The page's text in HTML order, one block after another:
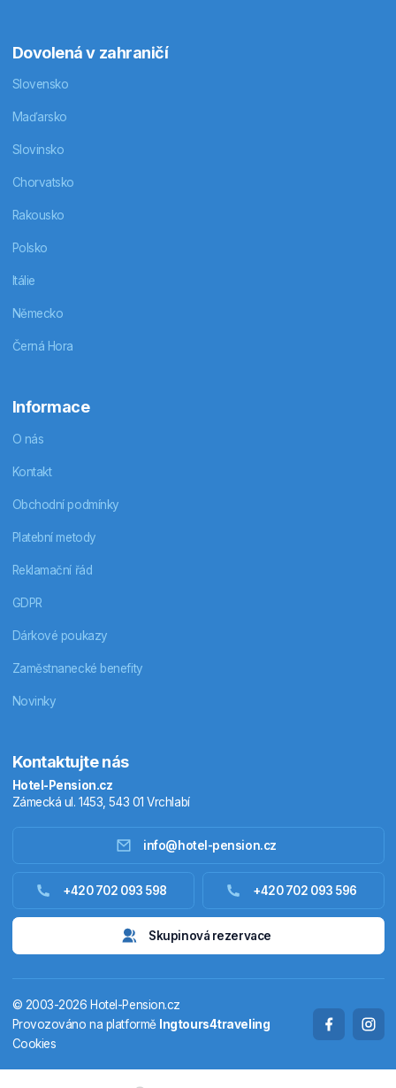
Ubytování zahraniční
Termály
Chaty a chalupy
Dovolená v zahraničí
Slovensko
Maďarsko
Slovinsko
Chorvatsko
Rakousko
Polsko
Itálie
Německo
Černá Hora
Informace
O nás
Kontakt
Obchodní podmínky
Platební metody
Reklamační řád
GDPR
Dárkové poukazy
Zaměstnanecké benefity
Novinky
Kontaktujte nás
Hotel-Pension.cz
Zámecká ul. 1453, 543 01 Vrchlabí
info@hotel-pension.cz
+420 702 093 598 +420 702 093 596
Skupinová rezervace
© 2003-2026 Hotel-Pension.cz
Provozováno na platformě Ingtours4traveling
Cookies